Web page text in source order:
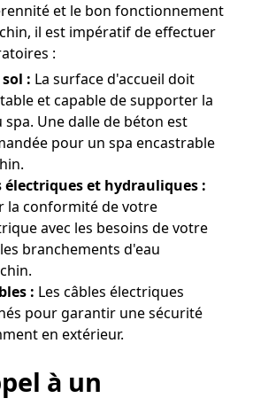
et le bon fonctionnement
il est impératif de effectuer
:
: La surface d'accueil doit
et capable de supporter la
Une dalle de béton est
pour un spa encastrable
électriques et hydrauliques :
la conformité de votre
avec les besoins de votre
branchements d'eau
: Les câbles électriques
pour garantir une sécurité
en extérieur.
à un